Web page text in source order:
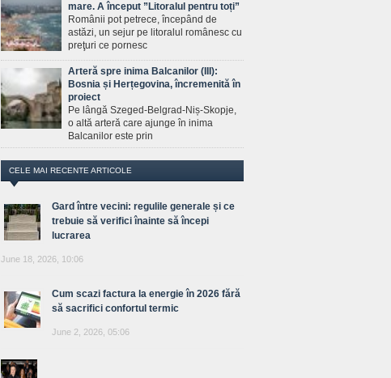
mare. A început ”Litoralul pentru toți”
Românii pot petrece, începând de
astăzi, un sejur pe litoralul românesc cu
preţuri ce pornesc
Arteră spre inima Balcanilor (III):
Bosnia și Herțegovina, încremenită în
proiect
Pe lângă Szeged-Belgrad-Niș-Skopje,
o altă arteră care ajunge în inima
Balcanilor este prin
CELE MAI RECENTE ARTICOLE
Gard între vecini: regulile generale și ce
trebuie să verifici înainte să începi
lucrarea
June 18, 2026, 10:06
Cum scazi factura la energie în 2026 fără
să sacrifici confortul termic
June 2, 2026, 05:06